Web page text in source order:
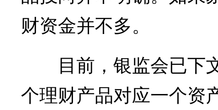
财资金并不多。
目前，银监会已下
个理财产品对应一个资